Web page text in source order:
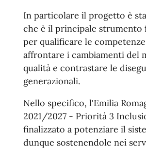
In particolare il progetto è
che è il principale strumento
per qualificare le
affrontare i cambiamenti del
qualità e contrastare le
generazionali.
Nello specifico, l'Emilia
2021/2027 - Priorità 3
finalizzato a potenziare il
dunque sostenendole nei